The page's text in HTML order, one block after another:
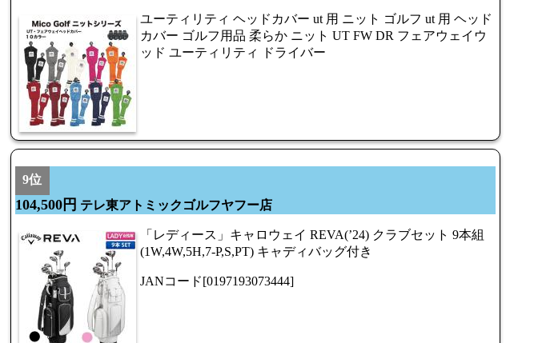
ユーティリティ ヘッドカバー ut 用 ニット ゴルフ ut 用 ヘッド
カバー ゴルフ用品 柔らか ニット UT FW DR フェアウェイウ
ッド ユーティリティ ドライバー
9位
104,500円 テレ東アトミックゴルフヤフー店
「レディース」キャロウェイ REVA(’24) クラブセット 9本組
(1W,4W,5H,7-P,S,PT) キャディバッグ付き
JANコード[0197193073444]